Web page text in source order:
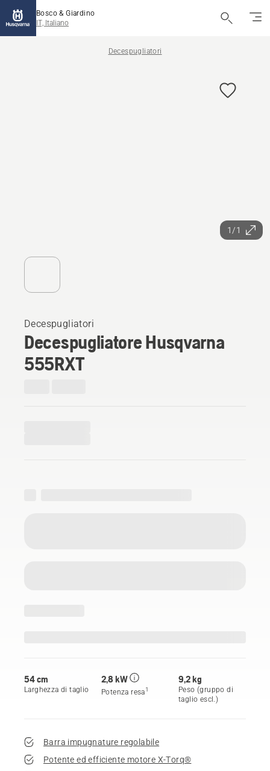
Bosco & Giardino
IT, Italiano
Decespugliatori
1/1
Decespugliatori
Decespugliatore Husqvarna
555RXT
54 cm
Larghezza di taglio
2,8 kW
Potenza resa1
9,2 kg
Peso (gruppo di
taglio escl.)
Barra impugnature regolabile
Potente ed efficiente motore X-Torq®